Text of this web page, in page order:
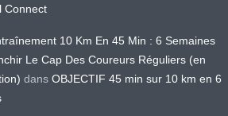
Connect
10 Km En 45 Min : 6 Semaines
Le Cap Des Coureurs Réguliers (en
dans OBJECTIF 45 min sur 10 km en 6